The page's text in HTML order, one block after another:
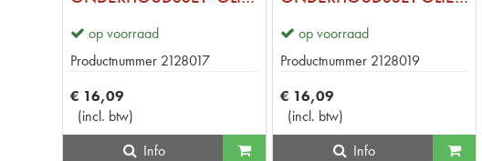
op voorraad
Productnummer 2128017
€ 16,09
(incl. btw)
Info
op voorraad
Productnummer 2128019
€ 16,09
(incl. btw)
Info